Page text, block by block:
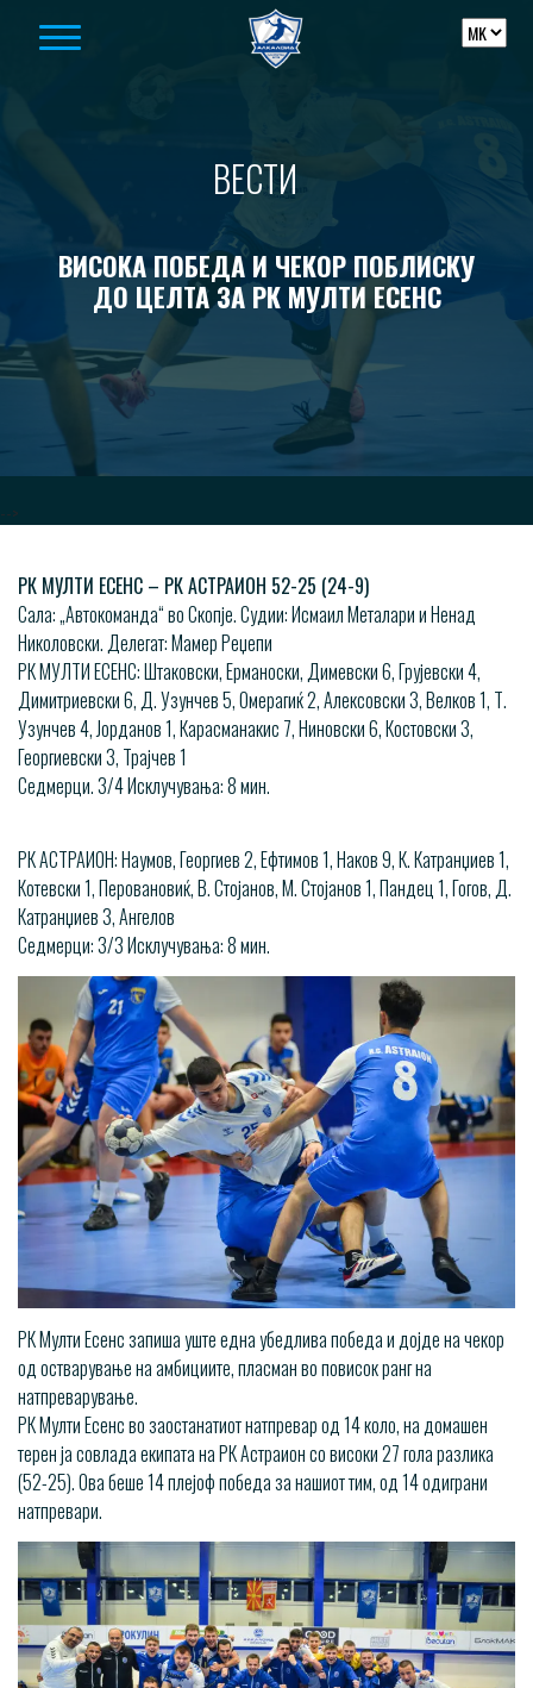
ВЕСТИ
ВИСОКА ПОБЕДА И ЧЕКОР ПОБЛИСКУ
ДО ЦЕЛТА ЗА РК МУЛТИ ЕСЕНС
-->
РК МУЛТИ ЕСЕНС – РК АСТРАИОН 52-25 (24-9)
Сала: „Автокоманда“ во Скопје. Судии: Исмаил Металари и Ненад
Николовски. Делегат: Мамер Реџепи
РК МУЛТИ ЕСЕНС: Штаковски, Ерманоски, Димевски 6, Грујевски 4,
Димитриевски 6, Д. Узунчев 5, Омерагиќ 2, Алексовски 3, Велков 1, Т.
Узунчев 4, Јорданов 1, Карасманакис 7, Ниновски 6, Костовски 3,
Георгиевски 3, Трајчев 1
Седмерци. 3/4 Исклучувања: 8 мин.
РК АСТРАИОН: Наумов, Георгиев 2, Ефтимов 1, Наков 9, К. Катранџиев 1,
Котевски 1, Перовановиќ, В. Стојанов, М. Стојанов 1, Пандец 1, Гогов, Д.
Катранџиев 3, Ангелов
Седмерци: 3/3 Исклучувања: 8 мин.
РК Мулти Есенс запиша уште една убедлива победа и дојде на чекор
од остварување на амбициите, пласман во повисок ранг на
натпреварување.
РК Мулти Есенс во заостанатиот натпревар од 14 коло, на домашен
терен ја совлада екипата на РК Астраион со високи 27 гола разлика
(52-25). Ова беше 14 плејоф победа за нашиот тим, од 14 одиграни
натпревари.